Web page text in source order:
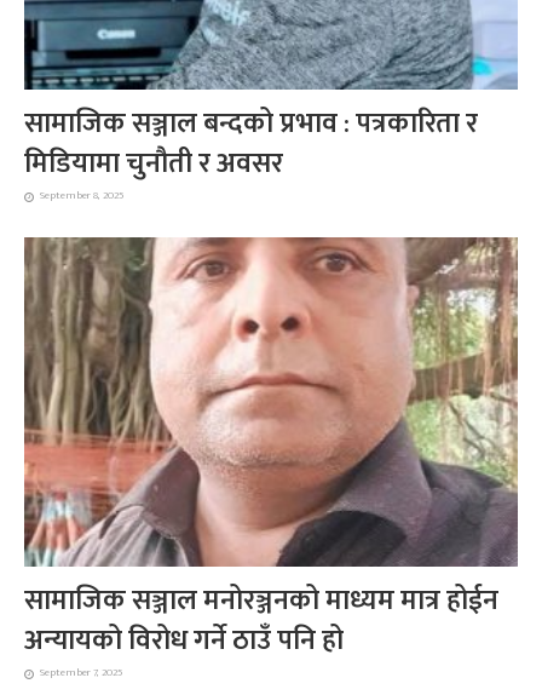
सामाजिक सञ्जाल बन्दको प्रभाव : पत्रकारिता र
मिडियामा चुनौती र अवसर
September 8, 2025
सामाजिक सञ्जाल मनोरञ्जनको माध्यम मात्र होईन
अन्यायको विरोध गर्ने ठाउँ पनि हो
September 7, 2025